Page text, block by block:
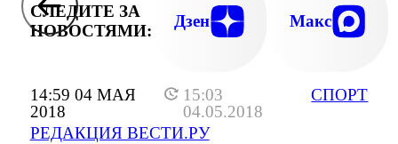
14:59 04 МАЯ
2018
15:03
04.05.2018
РЕДАКЦИЯ ВЕСТИ.РУ
СПОРТ
СЛЕДИТЕ ЗА
НОВОСТЯМИ:
Дзен Макс